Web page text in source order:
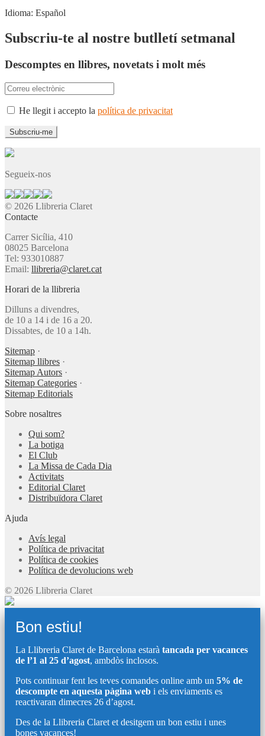
Idioma: Español
Subscriu-te al nostre butlletí setmanal
Descomptes en llibres, novetats i molt més
He llegit i accepto la política de privacitat
Segueix-nos
© 2026 Llibreria Claret
Contacte
Carrer Sicília, 410
08025 Barcelona
Tel: 933010887
Email: llibreria@claret.cat
Horari de la llibreria
Dilluns a divendres,
de 10 a 14 i de 16 a 20.
Dissabtes, de 10 a 14h.
Sitemap ·
Sitemap llibres ·
Sitemap Autors ·
Sitemap Categories ·
Sitemap Editorials
Sobre nosaltres
Qui som?
La botiga
El Club
La Missa de Cada Dia
Activitats
Editorial Claret
Distribuïdora Claret
Ajuda
Avís legal
Política de privacitat
Política de cookies
Política de devolucions web
© 2026 Llibreria Claret
Bon estiu!
La Llibreria Claret de Barcelona estarà tancada per vacances
de l’1 al 25 d’agost, ambdòs inclosos.
Pots continuar fent les teves comandes online amb un 5% de
descompte en aquesta pàgina web i els enviaments es
reactivaran dimecres 26 d’agost.
Des de la Llibreria Claret et desitgem un bon estiu i unes
bones vacances!